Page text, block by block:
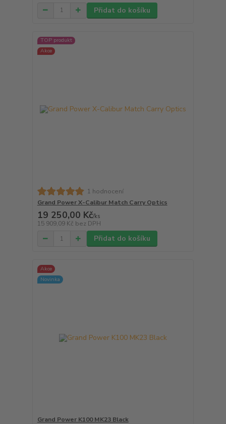
Přidat do košíku
TOP produkt
Akce
1 hodnocení
Grand Power X-Calibur Match Carry Optics
19 250,00 Kč/ks
15 909,09 Kč bez DPH
Přidat do košíku
Akce
Novinka
Grand Power K100 MK23 Black